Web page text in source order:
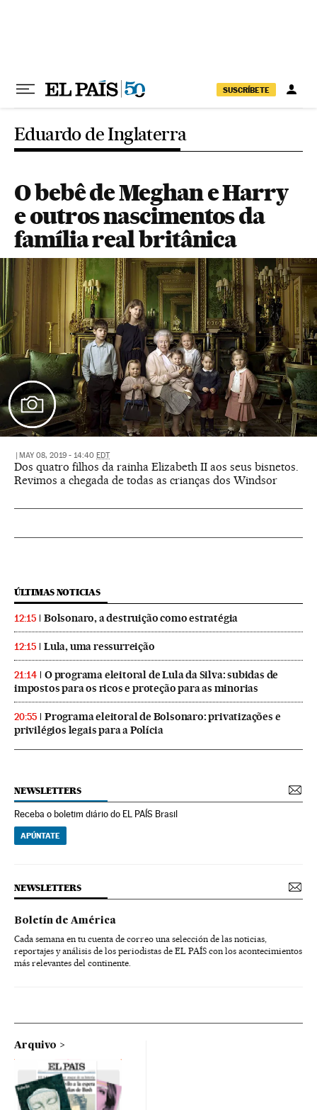
SUSCRÍBETE
Eduardo de Inglaterra
O bebê de Meghan e Harry
e outros nascimentos da
família real britânica
MAY 08, 2019 - 14:40 EDT
Dos quatro filhos da rainha Elizabeth II aos seus bisnetos.
Revimos a chegada de todas as crianças dos Windsor
ÚLTIMAS NOTICIAS
12:15 Bolsonaro, a destruição como estratégia
12:15 Lula, uma ressurreição
21:14
O programa eleitoral de Lula da Silva: subidas de
impostos para os ricos e proteção para as minorias
20:55
Programa eleitoral de Bolsonaro: privatizações e
privilégios legais para a Polícia
NEWSLETTERS
Receba o boletim diário do EL PAÍS Brasil
APÚNTATE
NEWSLETTERS
Boletín de América
Cada semana en tu cuenta de correo una selección de las noticias,
reportajes y análisis de los periodistas de EL PAÍS con los acontecimientos
más relevantes del continente.
Arquivo